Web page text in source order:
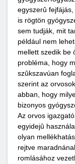
egyszerû
is rögtön
sem tudják, mit
például nem
mellett szedik be
probléma, hogy
szûkszavúan
szerint az
abban, hogy
bizonyos
Az orvos
egyidejû
olyan
rejtve
romlásához